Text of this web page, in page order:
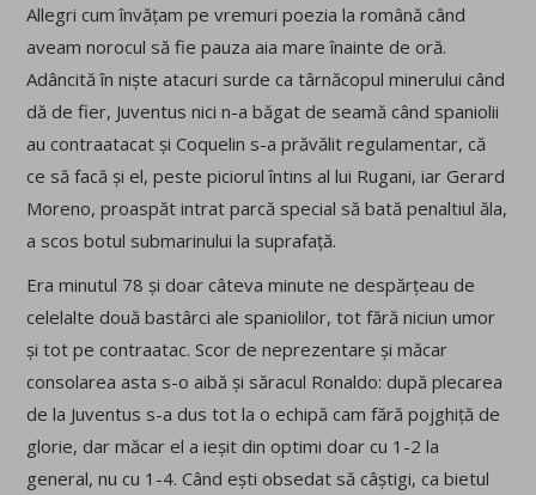
Allegri cum învățam pe vremuri poezia la română când
aveam norocul să fie pauza aia mare înainte de oră.
Adâncită în niște atacuri surde ca târnăcopul minerului când
dă de fier, Juventus nici n-a băgat de seamă când spaniolii
au contraatacat și Coquelin s-a prăvălit regulamentar, că
ce să facă și el, peste piciorul întins al lui Rugani, iar Gerard
Moreno, proaspăt intrat parcă special să bată penaltiul ăla,
a scos botul submarinului la suprafață.
Era minutul 78 și doar câteva minute ne despărțeau de
celelalte două bastârci ale spaniolilor, tot fără niciun umor
și tot pe contraatac. Scor de neprezentare și măcar
consolarea asta s-o aibă și săracul Ronaldo: după plecarea
de la Juventus s-a dus tot la o echipă cam fără pojghiță de
glorie, dar măcar el a ieșit din optimi doar cu 1-2 la
general, nu cu 1-4. Când ești obsedat să câștigi, ca bietul